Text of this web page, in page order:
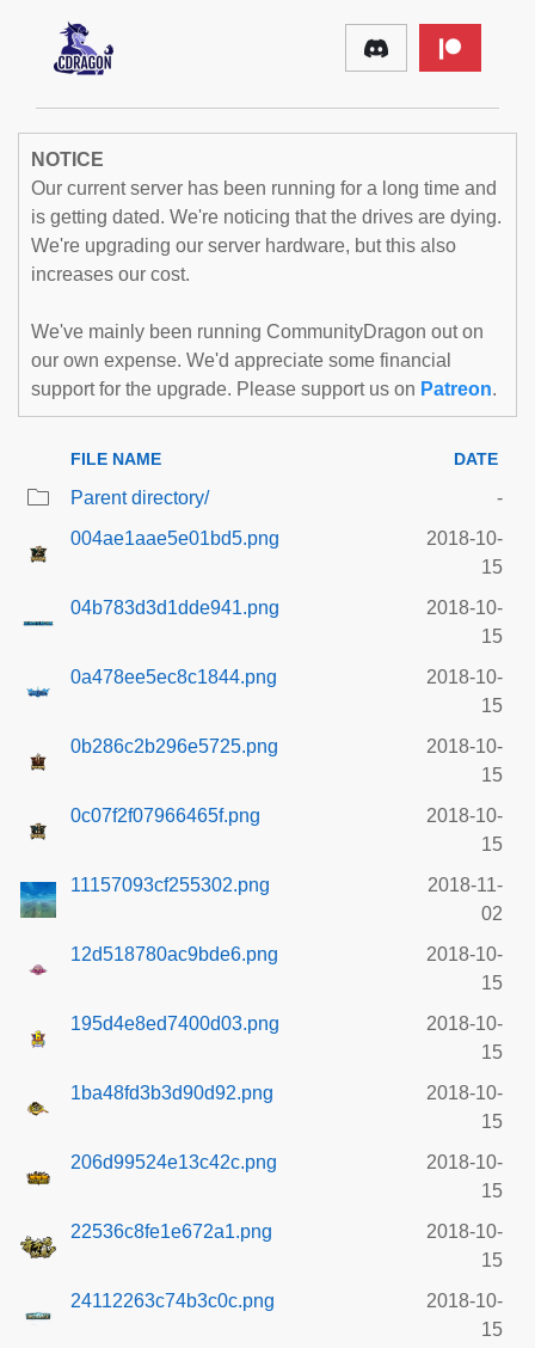
NOTICE
Our current server has been running for a long time and
is getting dated. We're noticing that the drives are dying.
We're upgrading our server hardware, but this also
increases our cost.
We've mainly been running CommunityDragon out on
our own expense. We'd appreciate some financial
support for the upgrade. Please support us on Patreon.
FILE NAME DATE
Parent directory/
-
004ae1aae5e01bd5.png
2018-10-
15
04b783d3d1dde941.png
2018-10-
15
0a478ee5ec8c1844.png
2018-10-
15
0b286c2b296e5725.png
2018-10-
15
0c07f2f07966465f.png
2018-10-
15
11157093cf255302.png
2018-11-
02
12d518780ac9bde6.png
2018-10-
15
195d4e8ed7400d03.png
2018-10-
15
1ba48fd3b3d90d92.png
2018-10-
15
206d99524e13c42c.png
2018-10-
15
22536c8fe1e672a1.png
2018-10-
15
24112263c74b3c0c.png
2018-10-
15